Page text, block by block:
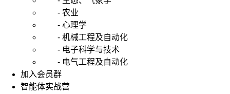
- 农业
- 心理学
- 机械工程及自动化
- 电子科学与技术
- 电气工程及自动化
加入会员群
智能体实战营